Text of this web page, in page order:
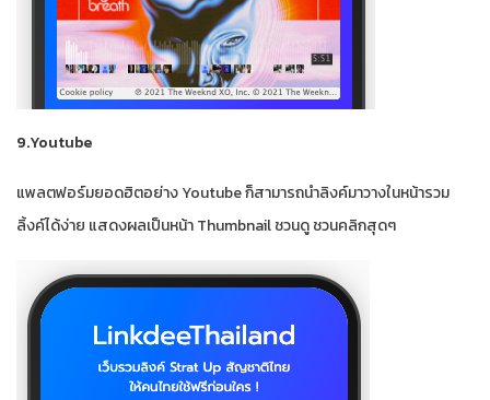
9.Youtube
แพลตฟอร์มยอดฮิตอย่าง Youtube ก็สามารถนำลิงค์มาวางในหน้ารวม
ลิ้งค์ได้ง่าย แสดงผลเป็นหน้า Thumbnail ชวนดู ชวนคลิกสุดๆ